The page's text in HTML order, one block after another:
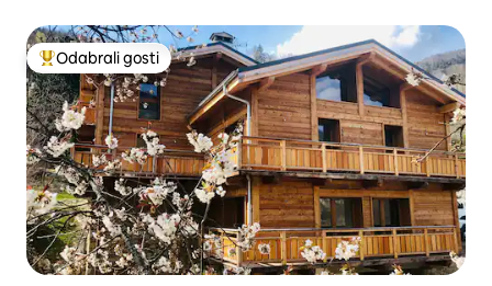
Među najviše rangiranima s oznakom „Odabrali gosti”
Odabrali gosti